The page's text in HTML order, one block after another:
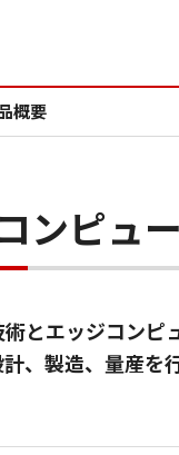
概要
ンピュ
とエッジコンピ
、製造、量産を